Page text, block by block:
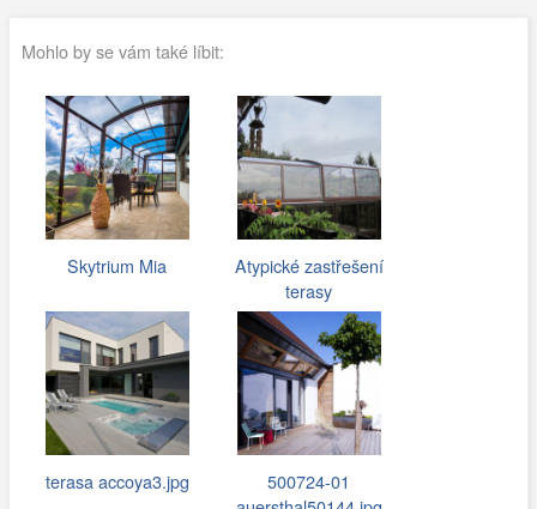
Mohlo by se vám také líbit:
Skytrium Mia
Atypické zastřešení
terasy
terasa accoya3.jpg
500724-01